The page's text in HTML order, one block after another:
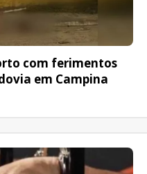
com ferimentos
em Campina